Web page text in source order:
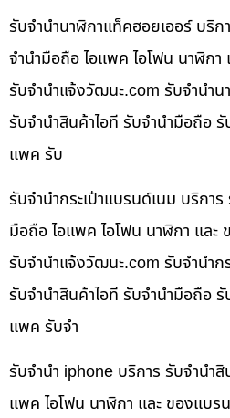
รับจำนำนาฬิกาแท็คฮอยเออร์ บริก
จำนำมือถือ ไอแพค ไอโฟน นาฬิก
รับจํานําแจ้งวัฒนะ.com รับจำนำ
รับจำนำสินค้าไอที รับจำนำมือถือ
แพค รับ
รับจำนำกระเป๋าแบรนด์เนม บริกา
มือถือ ไอแพค ไอโฟน นาฬิกา และ
รับจํานําแจ้งวัฒนะ.com รับจำนำก
รับจำนำสินค้าไอที รับจำนำมือถือ
แพค รับจำ
รับจำนำ iphone บริการ รับจำนำ
แพค ไอโฟน นาฬิกา และ ของแบร